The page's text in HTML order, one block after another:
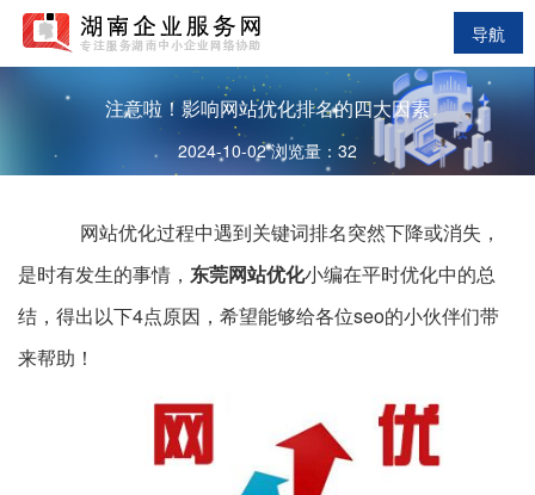
导航
注意啦！影响网站优化排名的四大因素
2024-10-02 浏览量：32
网站优化过程中遇到关键词排名突然下降或消失，
是时有发生的事情， 东莞网站优化小编在平时优化中的总
结，得出以下4点原因，希望能够给各位seo的小伙伴们带
来帮助！